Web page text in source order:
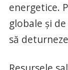
energetice.
globale și
să